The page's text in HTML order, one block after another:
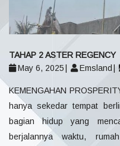
TAHAP 2 ASTER REGENCY
May 6, 2025
Emsland
KEMENGAHAN
hanya sekedar tempat
bagian hidup yang
berjalannya waktu,